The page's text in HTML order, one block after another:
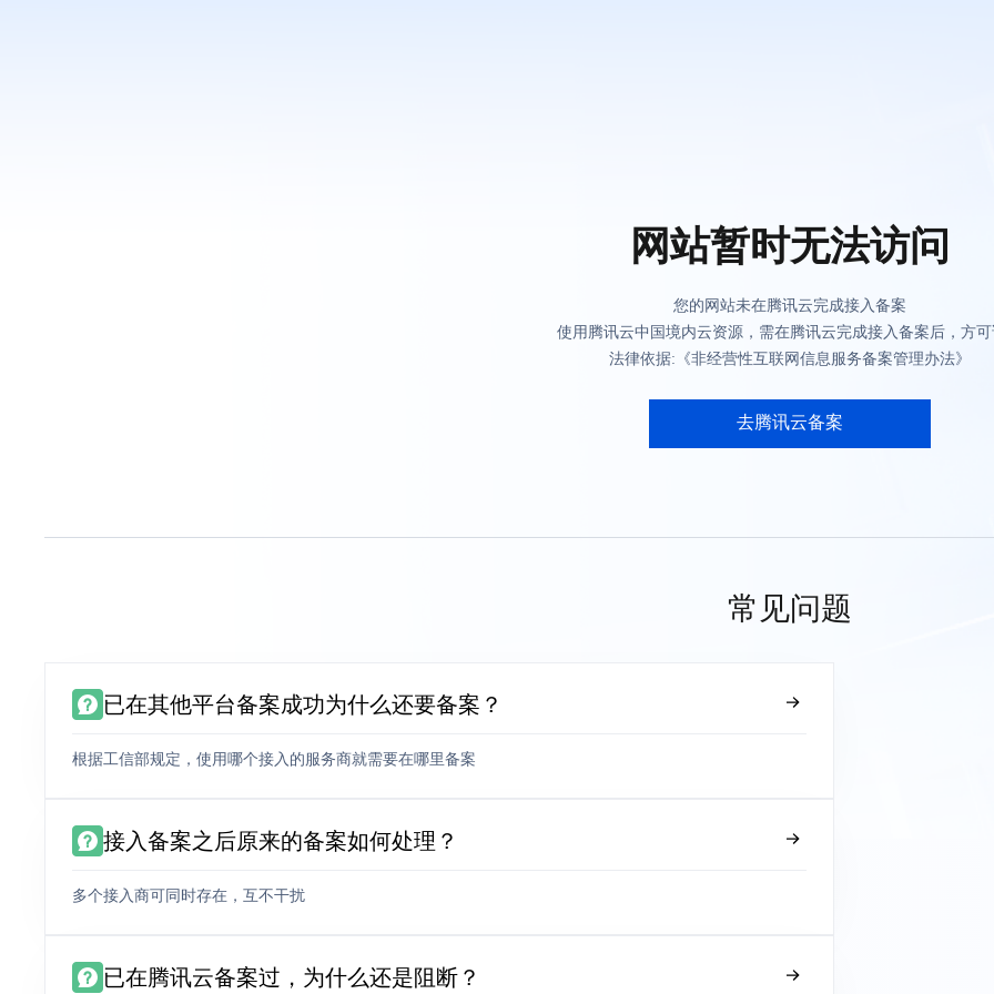
网站暂时无法访问
您的网站未在腾讯云完成接入备案
使用腾讯云中国境内云资源，需在腾讯云完成接入备案后，方
法律依据:《非经营性互联网信息服务备案管理办法》
去腾讯云备案
常见问题
已在其他平台备案成功为什么还要备案？
根据工信部规定，使用哪个接入的服务商就需要在哪里备案
接入备案之后原来的备案如何处理？
多个接入商可同时存在，互不干扰
已在腾讯云备案过，为什么还是阻断？